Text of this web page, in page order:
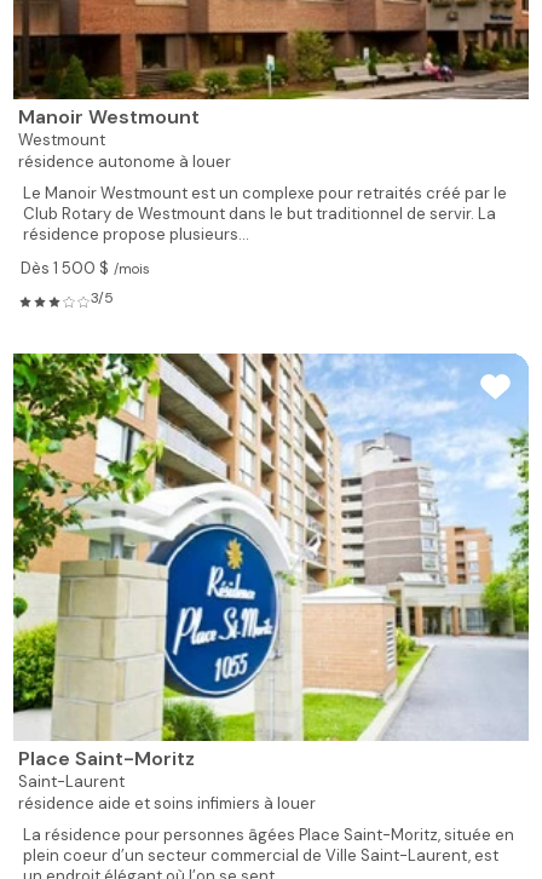
Manoir Westmount
Westmount
résidence autonome à louer
Le Manoir Westmount est un complexe pour retraités créé par le
Club Rotary de Westmount dans le but traditionnel de servir. La
résidence propose plusieurs...
Dès 1 500 $ /mois
3/5
Place Saint-Moritz
Saint-Laurent
résidence aide et soins infimiers à louer
La résidence pour personnes âgées Place Saint-Moritz, située en
plein coeur d’un secteur commercial de Ville Saint-Laurent, est